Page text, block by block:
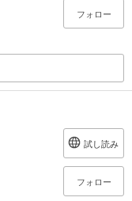
フォロー
試し読み
フォロー